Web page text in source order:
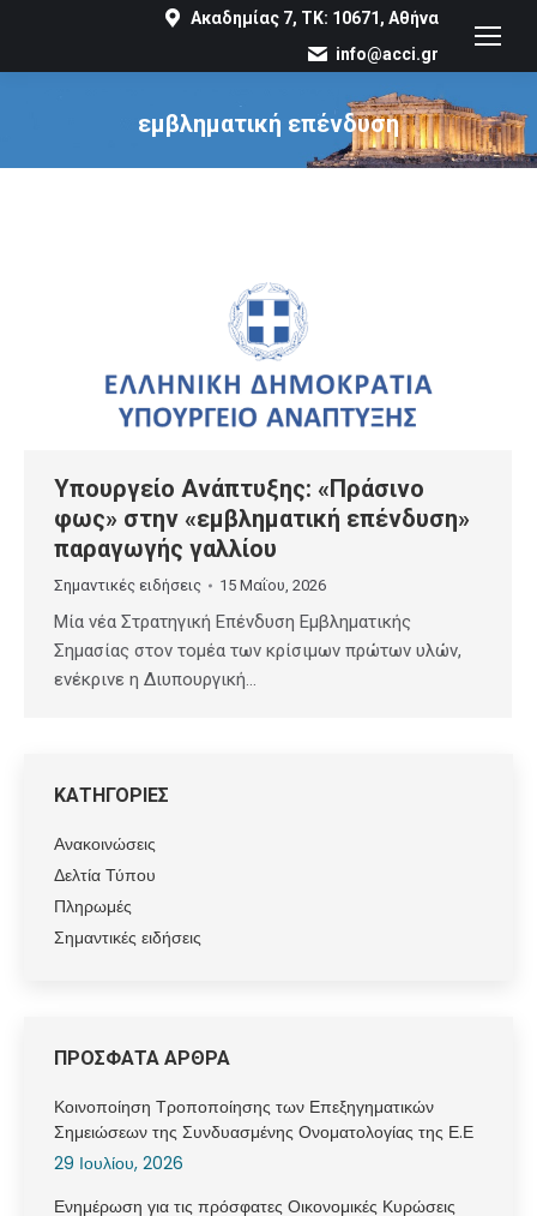
Ακαδημίας 7, ΤΚ: 10671, Αθήνα
info@acci.gr
εμβληματική επένδυση
You are here:
Υπουργείο Ανάπτυξης: «Πράσινο
φως» στην «εμβληματική επένδυση»
παραγωγής γαλλίου
Σημαντικές ειδήσεις 15 Μαΐου, 2026
Μία νέα Στρατηγική Επένδυση Εμβληματικής
Σημασίας στον τομέα των κρίσιμων πρώτων υλών,
ενέκρινε η Διυπουργική…
ΚΑΤΗΓΟΡΙΕΣ
Ανακοινώσεις
Δελτία Τύπου
Πληρωμές
Σημαντικές ειδήσεις
ΠΡΟΣΦΑΤΑ ΑΡΘΡΑ
Κοινοποίηση Τροποποίησης των Επεξηγηματικών
Σημειώσεων της Συνδυασμένης Ονοματολογίας της Ε.Ε
29 Ιουλίου, 2026
Ενημέρωση για τις πρόσφατες Οικονομικές Κυρώσεις